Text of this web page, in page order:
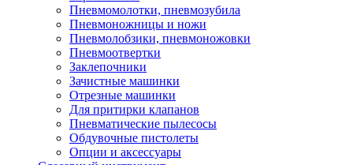
Пневмомолотки, пневмозубила
Пневмоножницы и ножи
Пневмолобзики, пневмоножовки
Пневмоотвертки
Заклепочники
Зачистные машинки
Отрезные машинки
Для притирки клапанов
Пневматические пылесосы
Обдувочные пистолеты
Опции и аксессуары